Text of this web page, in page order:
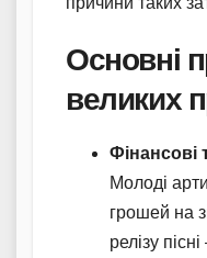
Основні
великих
Фінансові
Молоді
грошей на
релізу